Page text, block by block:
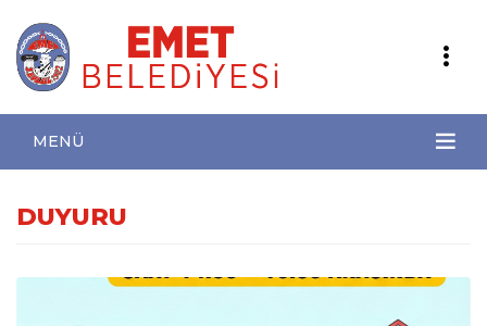
MENÜ
DUYURU